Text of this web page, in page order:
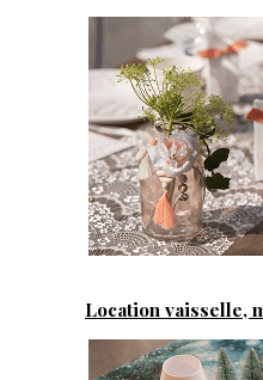
Location vaisselle,